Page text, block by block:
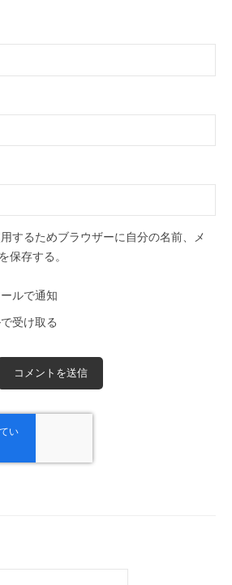
するためブラウザーに自分の名前、メ
保存する。
ルで通知
受け取る